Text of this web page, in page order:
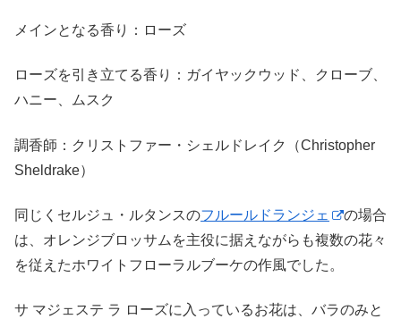
メインとなる香り：ローズ
ローズを引き立てる香り：ガイヤックウッド、クローブ、
ハニー、ムスク
調香師：クリストファー・シェルドレイク（Christopher
Sheldrake）
同じくセルジュ・ルタンスのフルールドランジェ
の場合
は、オレンジブロッサムを主役に据えながらも複数の花々
を従えたホワイトフローラルブーケの作風でした。
サ マジェステ ラ ローズに入っているお花は、バラのみと